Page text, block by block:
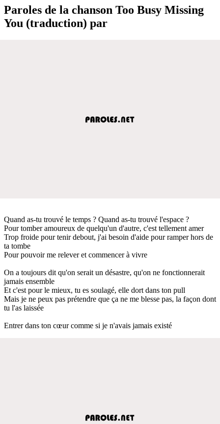
Paroles de la chanson Too Busy Missing
You (traduction) par
Quand as-tu trouvé le temps ? Quand as-tu trouvé l'espace ?
Pour tomber amoureux de quelqu'un d'autre, c'est tellement amer
Trop froide pour tenir debout, j'ai besoin d'aide pour ramper hors de
ta tombe
Pour pouvoir me relever et commencer à vivre
On a toujours dit qu'on serait un désastre, qu'on ne fonctionnerait
jamais ensemble
Et c'est pour le mieux, tu es soulagé, elle dort dans ton pull
Mais je ne peux pas prétendre que ça ne me blesse pas, la façon dont
tu l'as laissée
Entrer dans ton cœur comme si je n'avais jamais existé